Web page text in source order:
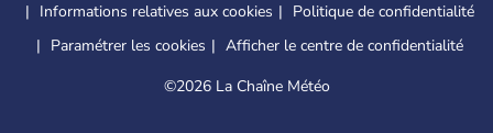
Informations relatives aux cookies
Politique de confidentialité
Paramétrer les cookies
Afficher le centre de confidentialité
©2026 La Chaîne Météo